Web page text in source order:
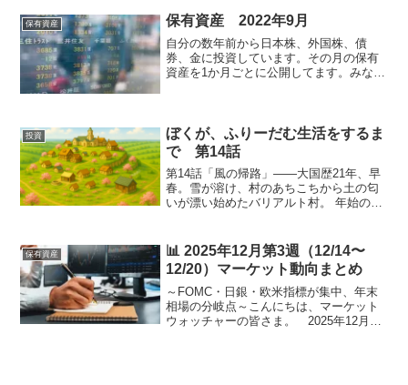
11/21）は「米国インフレ指標」「消...
保有資産 保有資産 2022年9月
自分の数年前から日本株、外国株、債
券、金に投資しています。その月の保有
資産を1か月ごとに公開してます。みなさ
表日本株 約213万円 ...
投資
ぼくが、ふりーだむ生活をするま
で 第14話
第14話「風の帰路」――大国歴21年、早
春。雪が溶け、村のあちこちから土の匂
いが漂い始めたバリアルト村。 年始の祭
かな日常に戻りつつあった。だが、あの
日の終わりから、ル...
保有資産
📊 2025年12月第3週（12/14〜
12/20）マーケット動向まとめ
～FOMC・日銀・欧米指標が集中、年末
相場の分岐点～こんにちは、マーケット
ウォッチャーの皆さま。 2025年12月第